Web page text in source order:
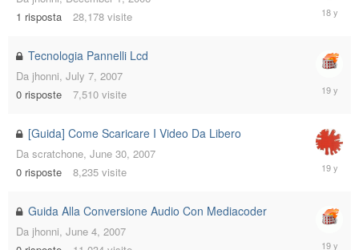
1 risposta 28,178 visite
October
5,
Tecnologia Pannelli Lcd
Da jhonni, July 7, 2007
0 risposte 7,510 visite
July
7,
[Guida] Come Scaricare I Video Da Libero
Da scratchone, June 30, 2007
0 risposte 8,235 visite
June
30,
Guida Alla Conversione Audio Con Mediacoder
Da jhonni, June 4, 2007
June